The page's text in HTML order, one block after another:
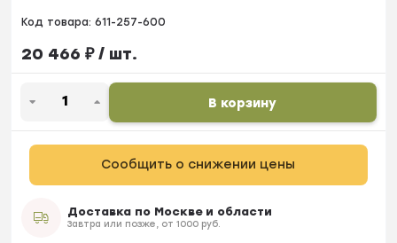
Код товара: 611-257-600
20 466 ₽/ шт.
В корзину
Сообщить о снижении цены
Доставка по Москве и области
Завтра или позже, от 1000 руб.